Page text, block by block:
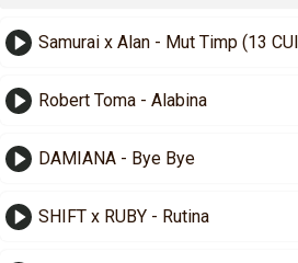
Samurai x Alan - Mut Timp (13
Robert Toma - Alabina
DAMIANA - Bye Bye
SHIFT x RUBY - Rutina